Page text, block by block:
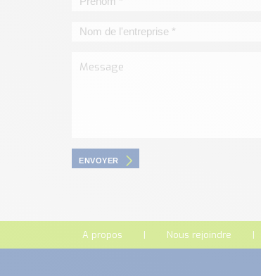
ENVOYER
A propos Nous rejoindre